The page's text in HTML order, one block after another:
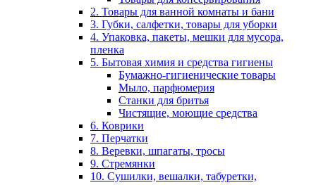
2. Товары для ванной комнаты и бани
3. Губки, салфетки, товары для уборки
4. Упаковка, пакеты, мешки для мусора,
пленка
5. Бытовая химия и средства гигиены
Бумажно-гигиенические товары
Мыло, парфюмерия
Станки для бритья
Чистящие, моющие средства
6. Коврики
7. Перчатки
8. Веревки, шпагаты, тросы
9. Стремянки
10. Сушилки, вешалки, табуретки,